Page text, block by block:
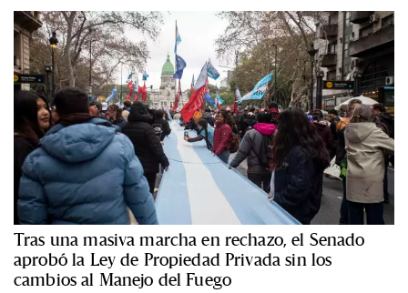
Tras una masiva marcha en rechazo, el Senado
aprobó la Ley de Propiedad Privada sin los
cambios al Manejo del Fuego